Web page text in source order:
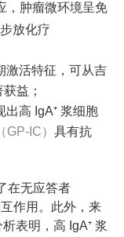
肿瘤微环境呈免
放化疗
激活特征 ，可从吉
益；
出高 IgA⁺浆细胞
（GP-IC） 具有抗
在无应答者
作用。此外， 来
表明，高 IgA⁺ 浆